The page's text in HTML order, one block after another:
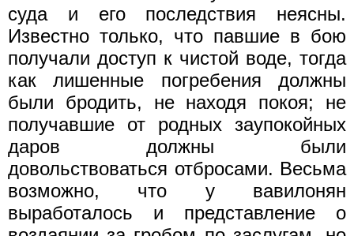
суда и его последствия неясны.
Известно только, что павшие в бою
получали доступ к чистой воде, тогда
как лишенные погребения должны
были бродить, не находя покоя; не
получавшие от родных заупокойных
даров должны были
довольствоваться отбросами. Весьма
возможно, что у вавилонян
выработалось и представление о